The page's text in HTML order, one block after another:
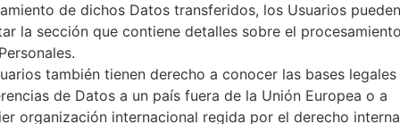
SM-
Phone
de dichos Datos transferidos, los Usuarios pueden
la sección que contiene detalles sobre el
también tienen derecho a conocer las bases
de Datos a un país fuera de la Unión Europea o a
organización internacional regida por el derecho